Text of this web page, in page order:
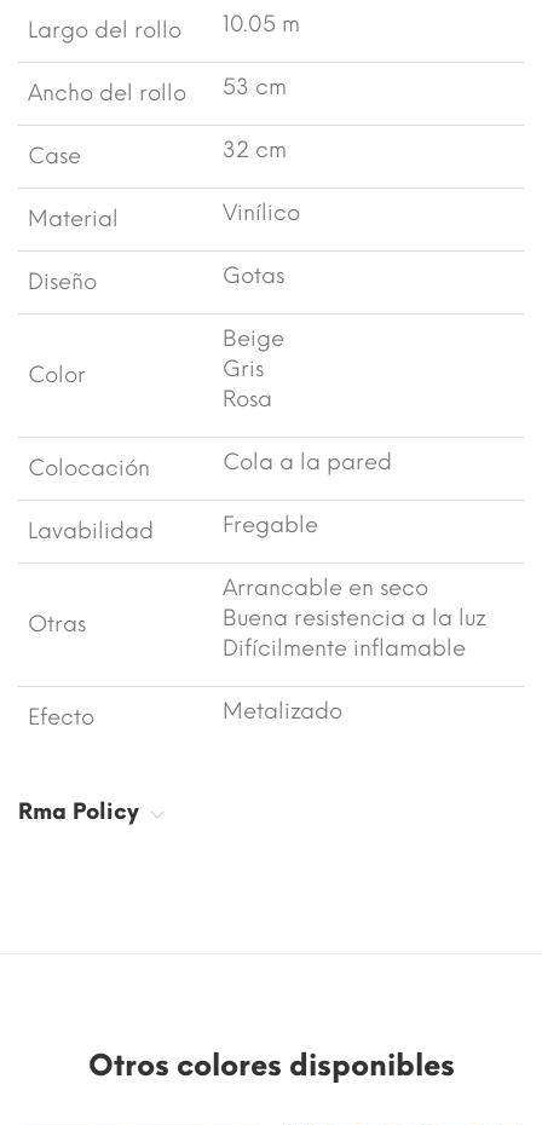
Largo del rollo 10.05 m
Ancho del rollo 53 cm
Case 32 cm
Material Vinílico
Diseño Gotas
Color
Beige
Gris
Rosa
Colocación Cola a la pared
Lavabilidad Fregable
Otras
Arrancable en seco
Buena resistencia a la luz
Difícilmente inflamable
Efecto Metalizado
Rma Policy
Otros colores disponibles